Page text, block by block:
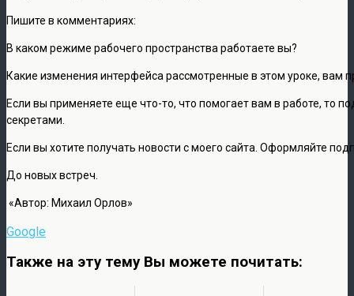
Пишите в комментариях:
В каком режиме рабочего пространства работаете вы?
Какие изменения интерфейса рассмотренные в этом уроке, вам
Если вы применяете еще что-то, что помогает вам в работе, то
секретами.
Если вы хотите получать новости с моего сайта. Оформляйте
До новых встреч.
«Автор: Михаил Орлов»
Google
Также на эту тему Вы можете почитать: